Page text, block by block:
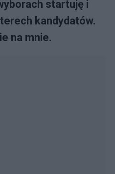
startuję i
kandydatów.
na mnie.